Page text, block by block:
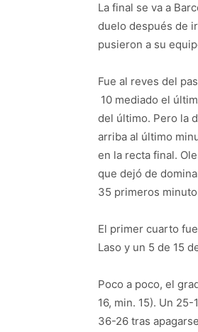
La final se va a
duelo después de
pusieron a su
Fue al reves del
10 mediado el
del último. Pero la
arriba al último
en la recta final.
que dejó de
35 primeros
El primer cuarto
Laso y un 5 de 15
Poco a poco, el
16, min. 15). Un
36-26 tras